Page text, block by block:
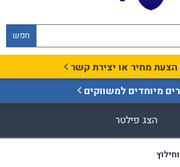
חפש
מחיר או יצירת קשר
מיוחדים למשווקים
הצג פילטר